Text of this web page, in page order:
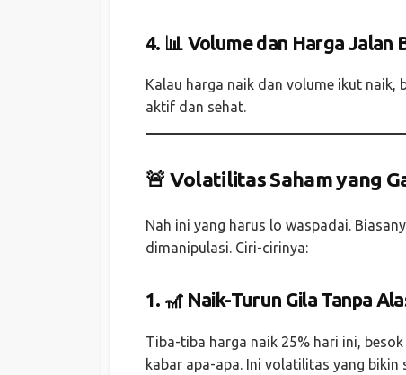
4. 📊 Volume dan Harga Jalan
Kalau harga naik dan volume ikut naik,
aktif dan sehat.
🚨 Volatilitas Saham yang
Nah ini yang harus lo waspadai.
dimanipulasi. Ciri-cirinya:
1. 🎢 Naik-Turun Gila Tanpa
Tiba-tiba harga naik 25% hari ini,
kabar apa-apa. Ini volatilitas yang bikin